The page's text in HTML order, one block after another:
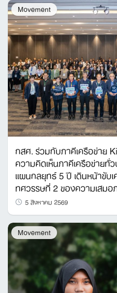
Movement
กสศ. ร่วมกับภาคีเครือข่าย
ความคิดเห็นภาคีเครือข่ายทั่
แผนกลยุทธ์ 5 ปี เดินหน้าขับ
ทศวรรษที่ 2 ของความเสม
5 สิงหาคม 2569
Movement